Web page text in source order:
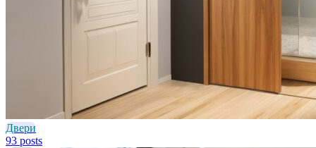
Двери
93 posts